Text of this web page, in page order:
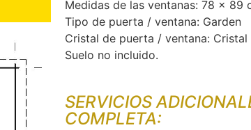
Medidas de las ventanas: 78 x 89
Tipo de puerta / ventana: Garden
Cristal de puerta / ventana:
Suelo no incluido.
SERVICIOS
COMPLETA: